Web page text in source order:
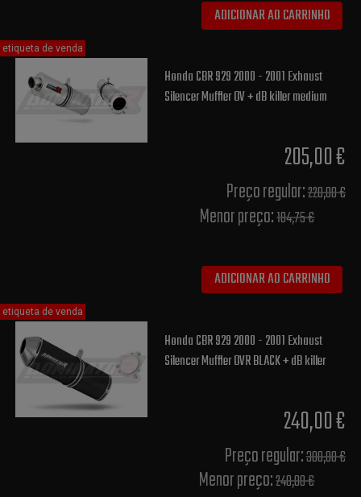
ADICIONAR AO CARRINHO
Honda CBR 929 2000 - 2001 Exhaust
Silencer Muffler OV + dB killer medium
205,00 €
Preço regular:220,00 €
Menor preço:184,75 €
ADICIONAR AO CARRINHO
etiqueta de venda
Honda CBR 929 2000 - 2001 Exhaust
Silencer Muffler OVR BLACK + dB killer
240,00 €
Preço regular:300,00 €
Menor preço:240,00 €
etiqueta de venda